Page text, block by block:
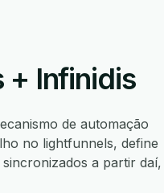
+ Infinidis
de automação
no lightfunnels, define
a partir daí,